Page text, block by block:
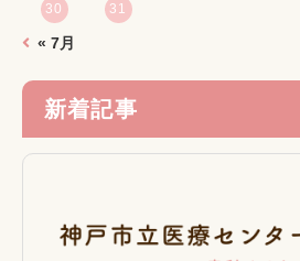
« 7月
30 31
新着記事